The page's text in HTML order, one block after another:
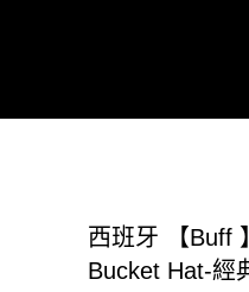
西班牙 【Buff
Bucket Hat-經